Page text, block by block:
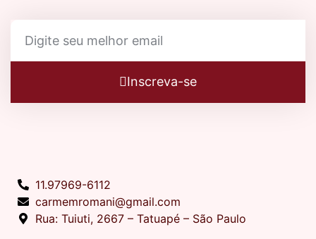
Inscreva-se
11.97969-6112
carmemromani@gmail.com
Rua: Tuiuti, 2667 – Tatuapé – São Paulo